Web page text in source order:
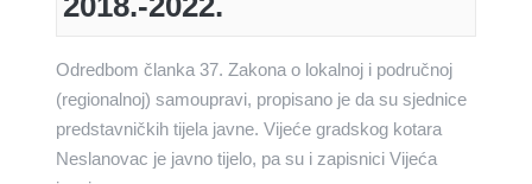
Odredbom članka 37. Zakona o lokalnoj i područnoj
(regionalnoj) samoupravi, propisano je da su sjednice
predstavničkih tijela javne. Vijeće gradskog kotara
Neslanovac je javno tijelo, pa su i zapisnici Vijeća